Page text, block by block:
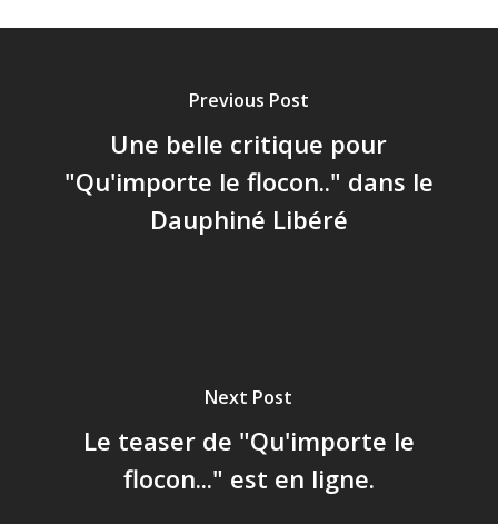
Previous Post
Une belle critique pour
"Qu'importe le flocon.." dans le
Dauphiné Libéré
Next Post
Le teaser de "Qu'importe le
flocon..." est en ligne.